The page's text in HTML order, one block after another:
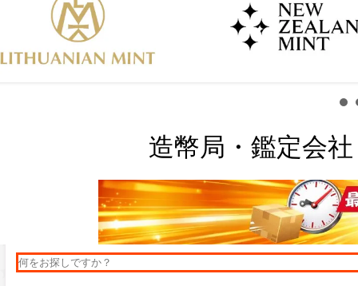
造幣局・鑑定会